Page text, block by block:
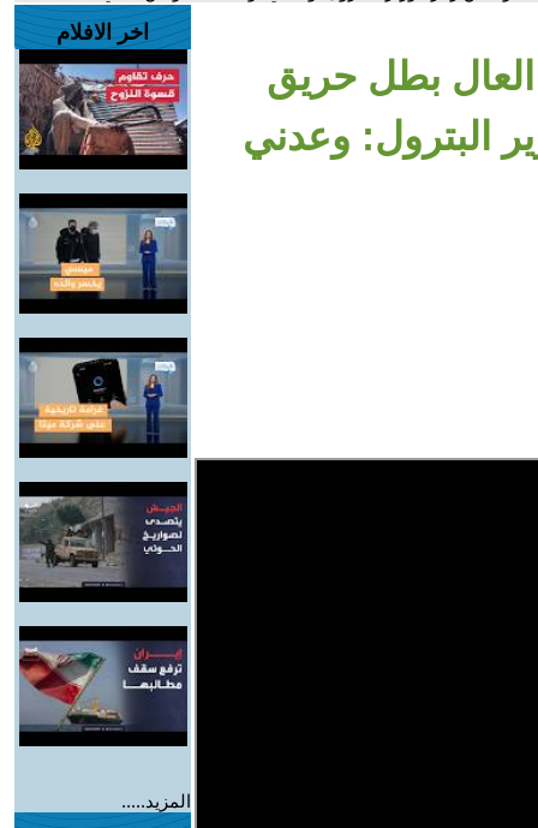
بطل حريق
البترول: وعدني
اخر الافلام
المزيد.....